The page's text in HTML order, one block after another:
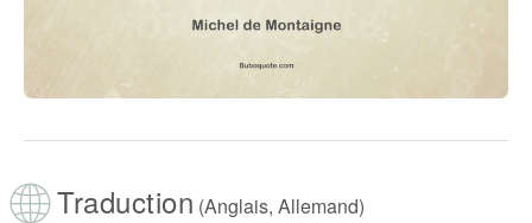
Traduction (Anglais, Allemand)